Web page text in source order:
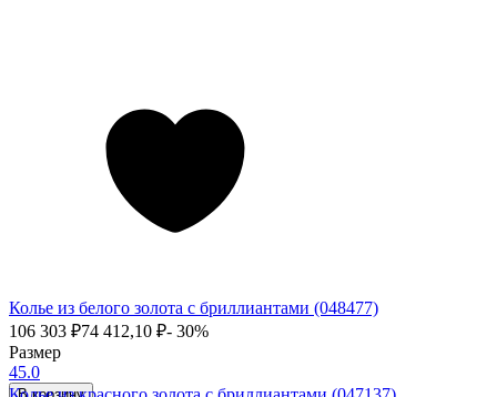
Колье из белого золота с бриллиантами (048477)
106 303 ₽74 412,10 ₽- 30%
Размер
45.0